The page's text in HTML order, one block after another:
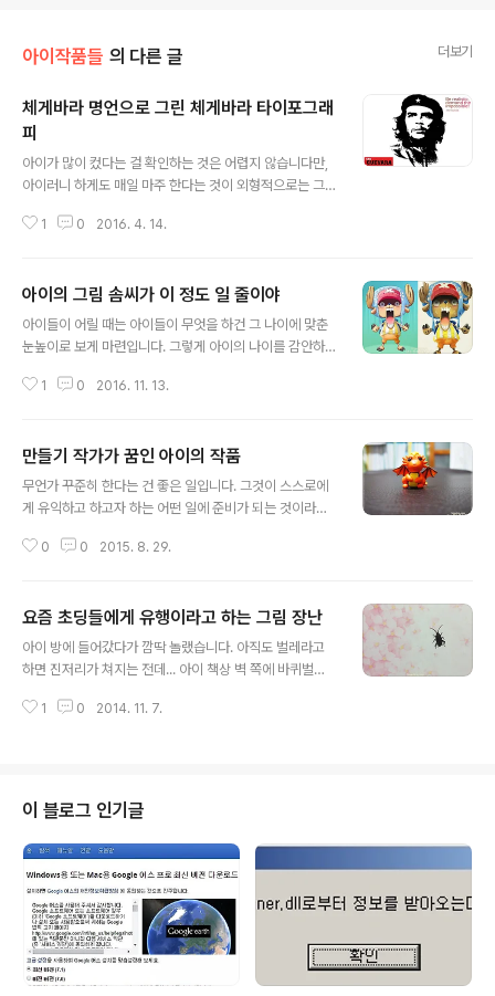
아이작품들 의 다른 글 더보기
체게바라 명언으로 그린 체게바라 타이포그래
피
아이가 많이 컸다는 걸 확인하는 것은 어렵지 않습니다만,
아이러니 하게도 매일 마주 한다는 것이 외형적으로는 그
나름의 생각도 하고, 그에 따른 생활 속에 남겨지는 흔적들
아했던 아이라서 성장 과정에 아이가 그린 그림들만으로도
느껴지는 바가 작지 않습니다. 이곳 블로그에도 어린시절
아이들의 몇몇 작품(?)들을 포스팅하며 자랑 하기도 했었
것을 지금에선 고백할 수 밖에 없습니다. 팔불출 눈엔 당연
1 0 2016. 4. 14.
아이의 그림 솜씨가 이 정도 일 줄이야
아이들이 어릴 때는 아이들이 무엇을 하건 그 나이에 맞춘
눈높이로 보게 마련입니다. 그렇게 아이의 나이를 감안하
단한다는 것을 의미합니다. 물론, 아주 특별한 경우가 없는
기준으로 조금 잘했다 정도로 판단했다고 생각됩니다. 그
러니까 아이들이 그린 그림을 두고 잘 그렸다거나 만들기
수준이 비교적 높다고 판단한 생각의 바탕에는 아이의 나
cotidiano.com 이곳 블로그에는 "아이작품들"이라는 카
1 0 2016. 11. 13.
만들기 작가가 꿈인 아이의 작품
무언가 꾸준히 한다는 건 좋은 일입니다. 그것이 스스로에
게 유익하고 하고자 하는 어떤 일에 준비가 되는 것이라면
고 실천하는 것이 습관화되었다면 너무도 대견한 일이 아
다. 특히 만들기를 좋아하는 아이는 -그림 그리는 것도 제
법 잘하고 즐기기는 편이지만- 거의 항상 무언가를 손에서
쪼물딱 쪼물딱 하는 것이 일상입니다. 그렇게 만들기를 즐
는 제법 만드는 수준을 넘어 아빠인 제가 봐도 놀라울 정돕
0 0 2015. 8. 29.
요즘 초딩들에게 유행이라고 하는 그림 장난
아이 방에 들어갔다가 깜딱 놀랬습니다. 아직도 벌레라고
하면 진저리가 쳐지는 전데... 아이 책상 벽 쪽에 바퀴벌레
런데, 알고 보니 아이가 그려서 붙여 놓은 거더라구요.멀리
니다.하지만 왜 만들어도 바퀴벌레를?? ㅎ 아래는 아이가
그려서 만들고 벽에 붙여 놓은 바퀴벌레 모습입니다.멀리
서 보면 진짜 같겠죠? 제가 괜히 그런 건 아니라니까요? 흑
~
1 0 2014. 11. 7.
이 블로그 인기글